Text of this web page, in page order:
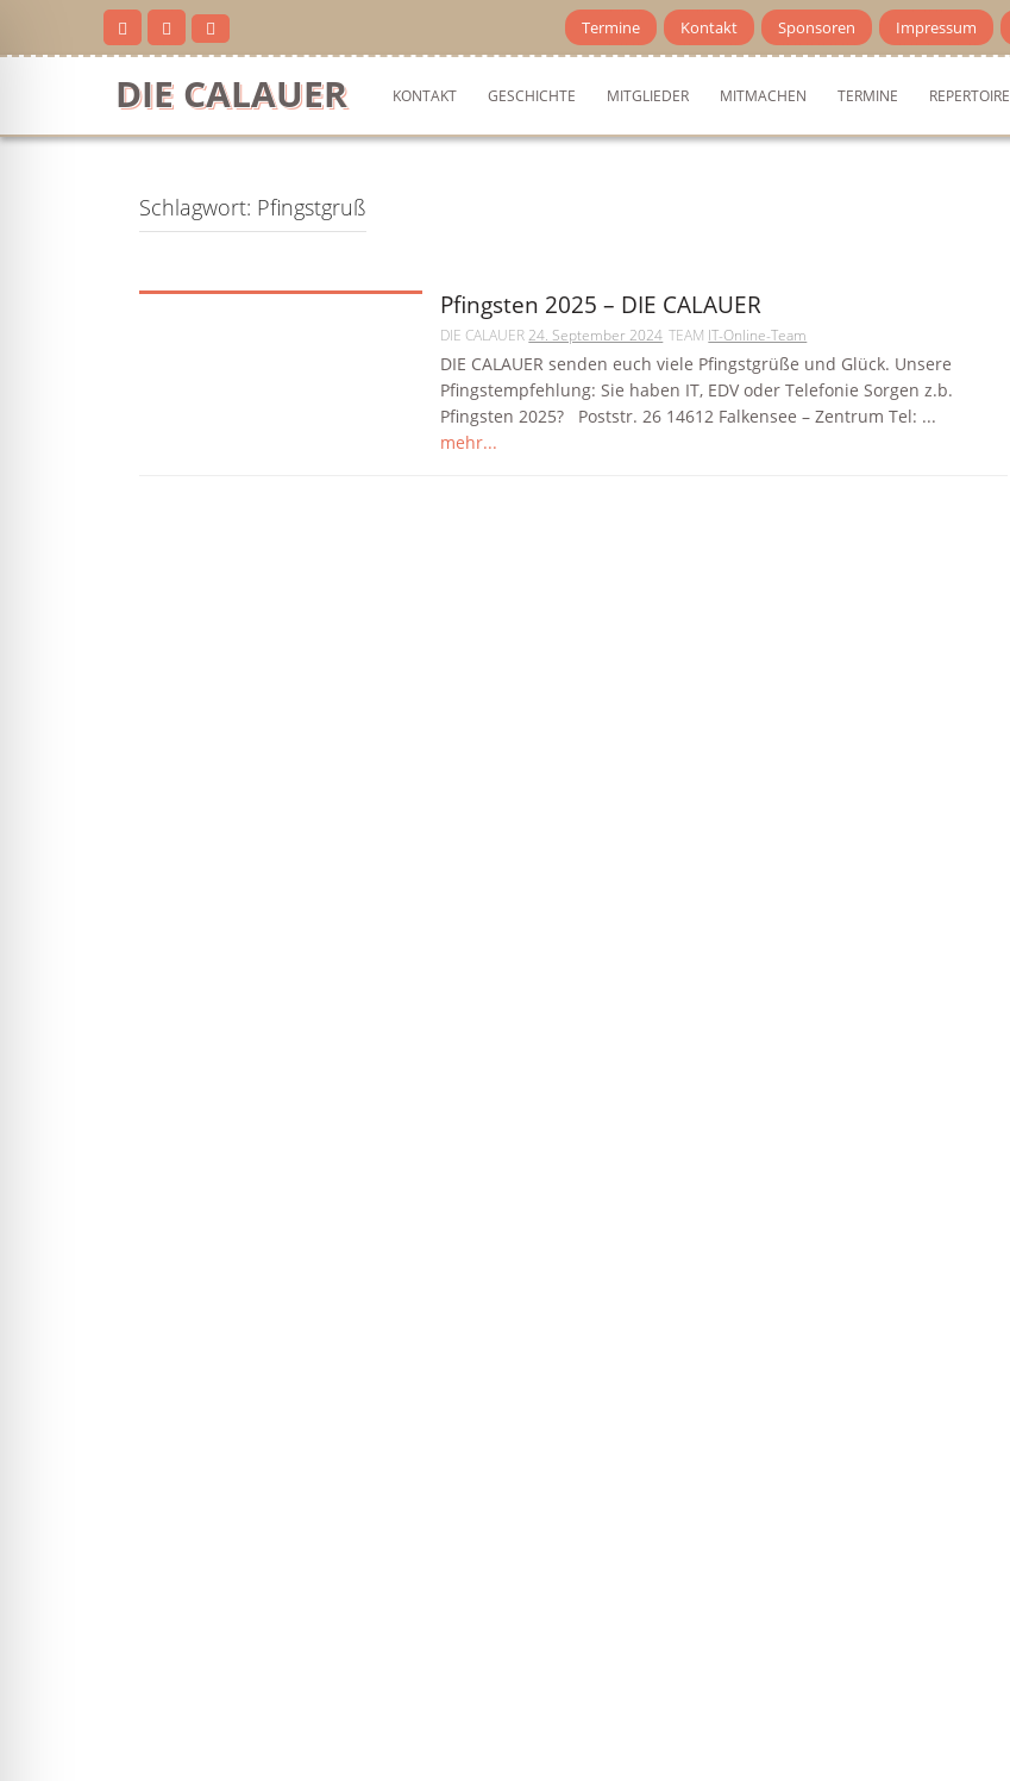
content
Termine Kontakt Sponsoren Impressum
DIE CALAUER KONTAKT GESCHICHTE MITGLIEDER MITMACHEN TERMINE REPERTOIRE
Schlagwort: Pfingstgruß
Pfingsten 2025 – DIE CALAUER
DIE CALAUER24. September 2024 TEAM IT-Online-Team
DIE CALAUER senden euch viele Pfingstgrüße und Glück. Unsere
Pfingstempfehlung: Sie haben IT, EDV oder Telefonie Sorgen z.b.
Pfingsten 2025? Poststr. 26 14612 Falkensee – Zentrum Tel: ...
mehr...